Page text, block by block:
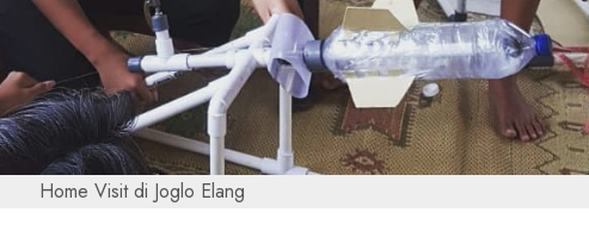
Home Visit di Joglo Elang